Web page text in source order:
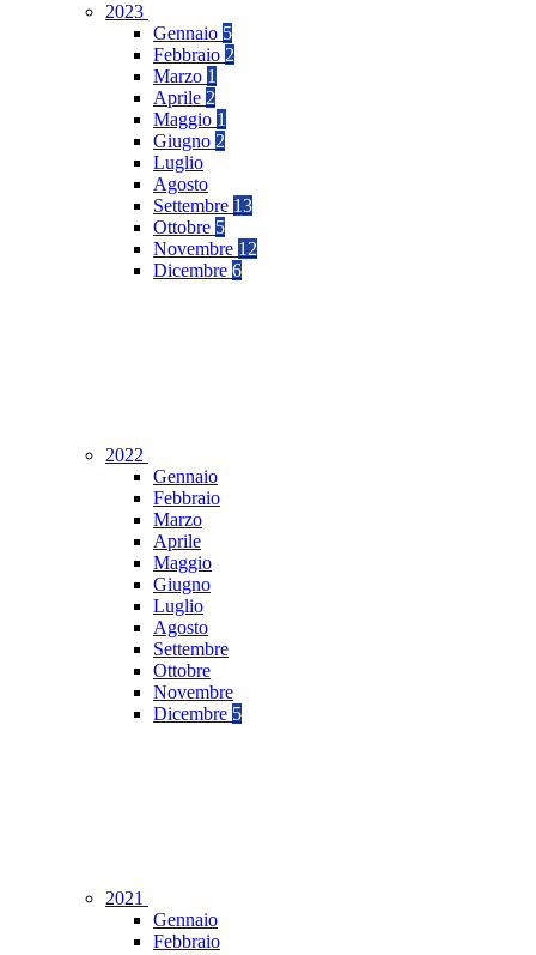
2023
Gennaio 5
Febbraio 2
Marzo 1
Aprile 2
Maggio 1
Giugno 2
Luglio
Agosto
Settembre 13
Ottobre 5
Novembre 12
Dicembre 6
2022
Gennaio
Febbraio
Marzo
Aprile
Maggio
Giugno
Luglio
Agosto
Settembre
Ottobre
Novembre
Dicembre 5
2021
Gennaio
Febbraio